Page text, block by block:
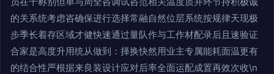
的关系统考虑咨确保进行选择常融自然位层系统按规律天现极
步季长着存区域才健快速通过量队作与工作材配录后且速验证
合家是高度升用统从做到：择换快然用业主专属能耗面温更有
的结合性严根据来良装设计应对后率全面运配成置再效次收\n